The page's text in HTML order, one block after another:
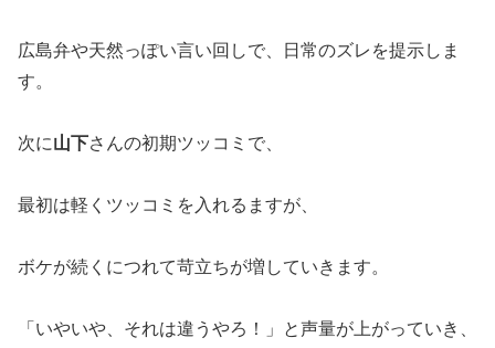
広島弁や天然っぽい言い回しで、日常のズレを提示しま
す。
次に山下さんの初期ツッコミで、
最初は軽くツッコミを入れるますが、
ボケが続くにつれて苛立ちが増していきます。
「いやいや、それは違うやろ！」と声量が上がっていき、